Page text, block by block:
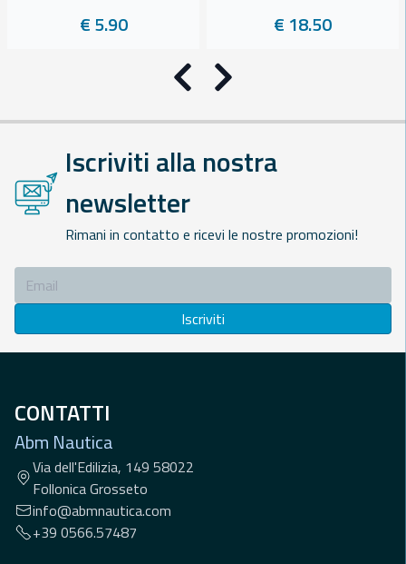
€ 5.90 € 18.50
Precedente
Successivo
Iscriviti alla nostra
newsletter
Rimani in contatto e ricevi le nostre promozioni!
Iscriviti
CONTATTI
Abm Nautica
Via dell'Edilizia, 149 58022
Follonica Grosseto
info@abmnautica.com
+39 0566.57487